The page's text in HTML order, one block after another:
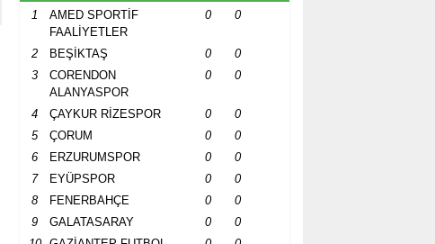
1
AMED SPORTİF
FAALİYETLER
0 0
2 BEŞİKTAŞ 0
0
3
CORENDON
ALANYASPOR
0 0
4 ÇAYKUR RİZESPOR 0
0
5
ÇORUM 0
0
6
ERZURUMSPOR 0
0
7
EYÜPSPOR 0
0
8
FENERBAHÇE 0
0
9
GALATASARAY 0
0